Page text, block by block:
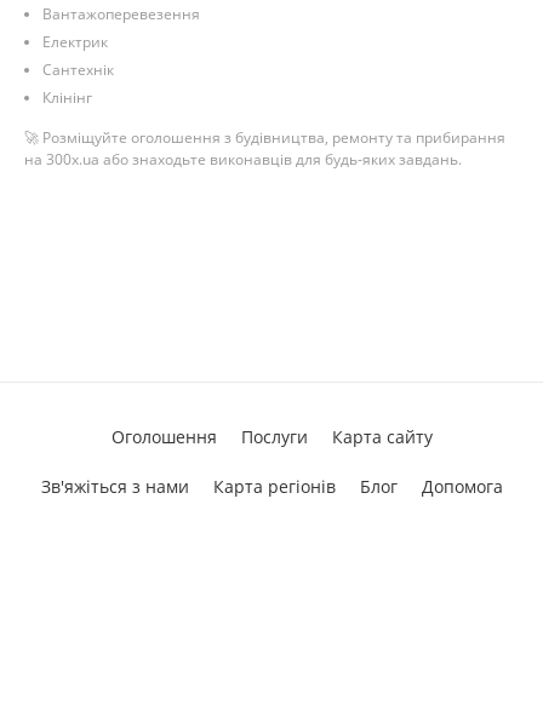
Вантажоперевезення
Електрик
Сантехнік
Клінінг
🚀 Розміщуйте оголошення з будівництва, ремонту та прибирання
на 300x.ua або знаходьте виконавців для будь-яких завдань.
Оголошення Послуги Карта сайту
Зв'яжіться з нами Карта регіонів Блог Допомога